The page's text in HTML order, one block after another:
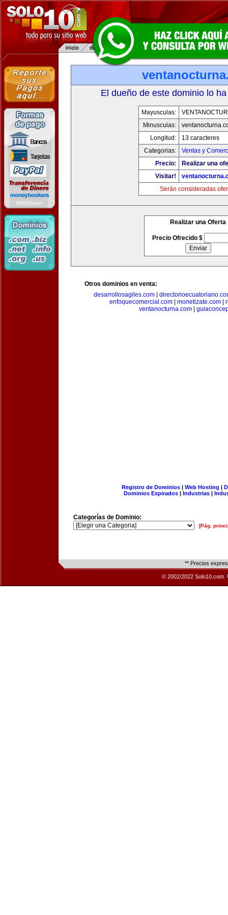
El dueño de este dominio lo
Mayusculas:
Minusculas:
Longitud:
13 caracteres
Categorias:
Ventas y
Precio:
Realizar una
Visitar!
Serán consideradas
Realizar una Oferta
Precio Ofrecido $
Otros dominios en venta:
desarrollosagiles.com
enfoquecomercial.com
monetizate.com
ventanocturna.com
Registro de Dominios| Web Hosting |
Dominios Expirados | Industrias |
Categorías de Dominio:
[Pág.
** Precios
© 2002/2022 Solo10.com